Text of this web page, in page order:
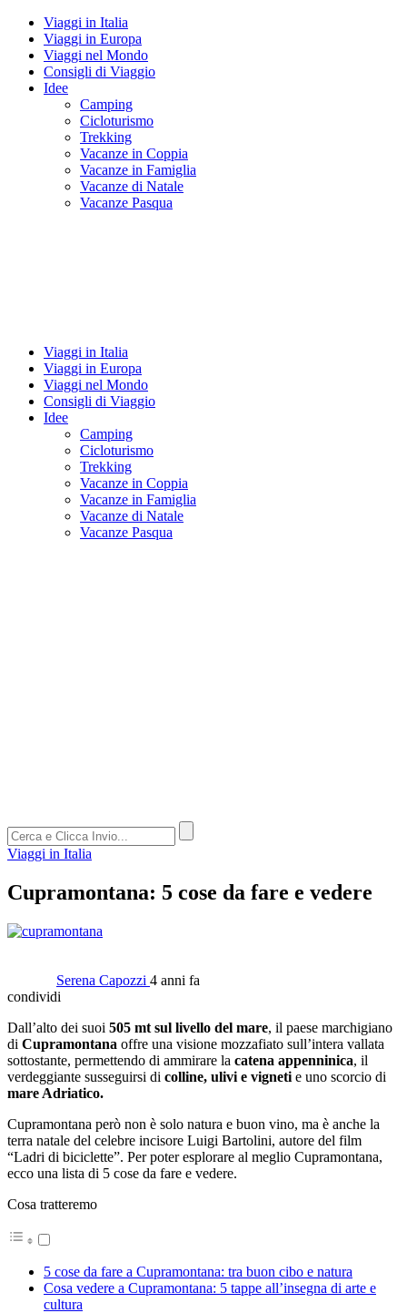
Viaggi in Italia
Viaggi in Europa
Viaggi nel Mondo
Consigli di Viaggio
Idee
Camping
Cicloturismo
Trekking
Vacanze in Coppia
Vacanze in Famiglia
Vacanze di Natale
Vacanze Pasqua
Viaggi in Italia
Viaggi in Europa
Viaggi nel Mondo
Consigli di Viaggio
Idee
Camping
Cicloturismo
Trekking
Vacanze in Coppia
Vacanze in Famiglia
Vacanze di Natale
Vacanze Pasqua
Viaggi in Italia
Cupramontana: 5 cose da fare e vedere
Serena Capozzi 4 anni fa
condividi
Dall’alto dei suoi 505 mt sul livello del mare, il paese marchigiano
di Cupramontana offre una visione mozzafiato sull’intera vallata
sottostante, permettendo di ammirare la catena appenninica, il
verdeggiante susseguirsi di colline, ulivi e vigneti e uno scorcio di
mare Adriatico.
Cupramontana però non è solo natura e buon vino, ma è anche la
terra natale del celebre incisore Luigi Bartolini, autore del film
“Ladri di biciclette”. Per poter esplorare al meglio Cupramontana,
ecco una lista di 5 cose da fare e vedere.
Cosa tratteremo
5 cose da fare a Cupramontana: tra buon cibo e natura
Cosa vedere a Cupramontana: 5 tappe all’insegna di arte e
cultura